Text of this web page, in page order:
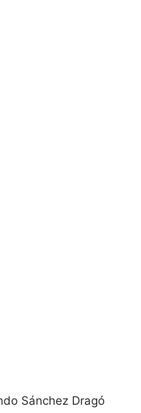
Sánchez Dragó